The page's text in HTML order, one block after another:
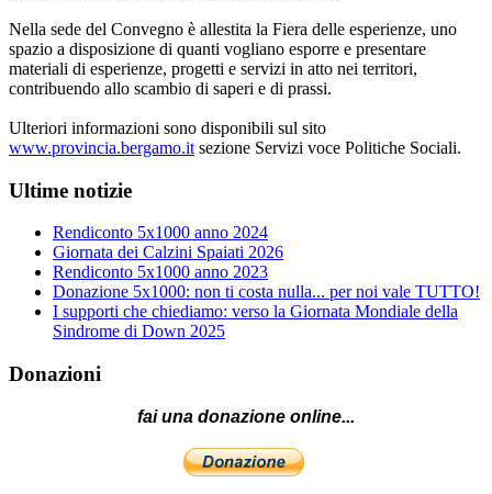
Nella sede del Convegno è allestita la Fiera delle esperienze, uno
spazio a disposizione di quanti vogliano esporre e presentare
materiali di esperienze, progetti e servizi in atto nei territori,
contribuendo allo scambio di saperi e di prassi.
Ulteriori informazioni sono disponibili sul sito
www.provincia.bergamo.it sezione Servizi voce Politiche Sociali.
Ultime notizie
Rendiconto 5x1000 anno 2024
Giornata dei Calzini Spaiati 2026
Rendiconto 5x1000 anno 2023
Donazione 5x1000: non ti costa nulla... per noi vale TUTTO!
I supporti che chiediamo: verso la Giornata Mondiale della
Sindrome di Down 2025
Donazioni
fai una donazione online...